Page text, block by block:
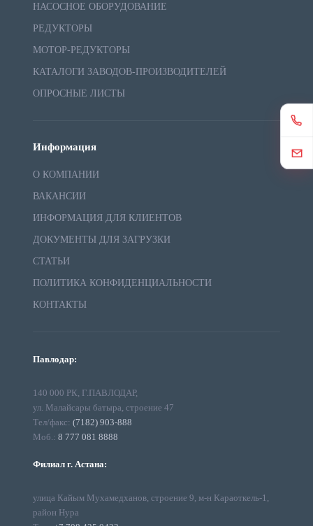
НАСОСНОЕ ОБОРУДОВАНИЕ
РЕДУКТОРЫ
МОТОР-РЕДУКТОРЫ
КАТАЛОГИ ЗАВОДОВ-ПРОИЗВОДИТЕЛЕЙ
ОПРОСНЫЕ ЛИСТЫ
Информация
О КОМПАНИИ
ВАКАНСИИ
ИНФОРМАЦИЯ ДЛЯ КЛИЕНТОВ
ДОКУМЕНТЫ ДЛЯ ЗАГРУЗКИ
СТАТЬИ
ПОЛИТИКА КОНФИДЕНЦИАЛЬНОСТИ
КОНТАКТЫ
Павлодар:
140 000 РК, Г.ПАВЛОДАР,
ул. Малайсары батыра, строение 47
Тел/факс: (7182) 903-888
Моб.: 8 777 081 8888
Филиал г. Астана:
улица Кайым Мухамедханов, строение 9, м-н Караоткель-1,
район Нура